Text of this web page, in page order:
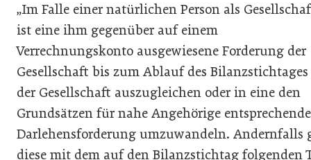
„Im Falle einer natürlichen Person als
ist eine ihm gegenüber auf einem
Verrechnungskonto ausgewiesene Forderung der
Gesellschaft bis zum Ablauf des Bilanzstichtages
der Gesellschaft auszugleichen oder in eine den
Grundsätzen für nahe Angehörige entsprechende
Darlehensforderung umzuwandeln. Andernfalls
diese mit dem auf den Bilanzstichtag folgenden